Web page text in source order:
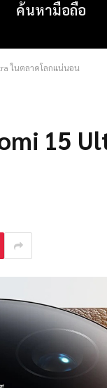
ค้นหามือถือ
ในตลาดโลกแน่นอน
15